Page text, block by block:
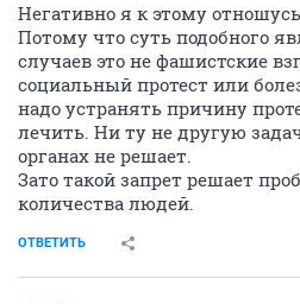
Негативно я к этому
Потому что суть подобного
случаев это не фашистские
социальный протест или
надо устранять причину
лечить. Ни ту не другую
органах не решает.
Зато такой запрет решает
количества людей.
ОТВЕТИТЬ